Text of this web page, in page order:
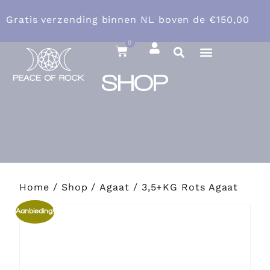
Gratis verzending binnen NL boven de €150,00
0
SHOP
Home / Shop /Agaat / 3,5+KG Rots Agaat
Aanbieding!